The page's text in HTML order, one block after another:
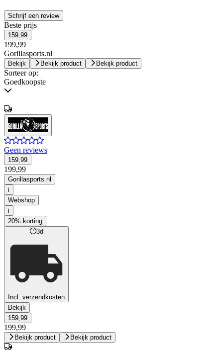
Schrijf een review
Beste prijs
159,99
199,99
Gorillasports.nl
Bekijk Bekijk product Bekijk product
Sorteer op:
Goedkoopste
Geen reviews
159,99
199,99
Gorillasports.nl
i
Webshop
i
20% korting
3d
Incl. verzendkosten
Bekijk
159,99
199,99
Bekijk product Bekijk product